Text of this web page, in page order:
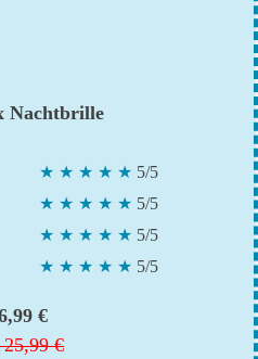
Nachtbrille
★ ★ ★ ★ ★ 5/5
★ ★ ★ ★ ★ 5/5
★ ★ ★ ★ ★ 5/5
★ ★ ★ ★ ★ 5/5
€
25,99 €